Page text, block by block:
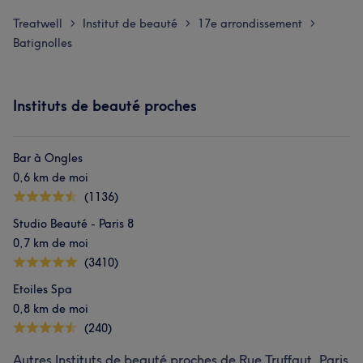
Treatwell > Institut de beauté > 17e arrondissement >
Batignolles
Instituts de beauté proches
Bar à Ongles
0,6 km de moi
(1136)
Studio Beauté - Paris 8
0,7 km de moi
(3410)
Etoiles Spa
0,8 km de moi
(240)
Autres Instituts de beauté proches de Rue Truffaut, Paris